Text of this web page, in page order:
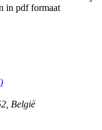
in pdf formaat
België